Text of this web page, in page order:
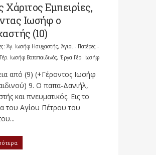
Χάριτος Εμπειρίες,
Ιωσήφ ο
(10)
Άγ. Ιωσήφ Ησυχαστής, Άγιοι - Πατέρες -
Γέρ. Ιωσήφ Βατοπαιδινός, Έργα Γέρ. Ιωσήφ
από (9) (+Γέροντος Ιωσήφ
9. Ο παπα-Δανιήλ,
και πνευματικός. Εις το
του Αγίου Πέτρου του